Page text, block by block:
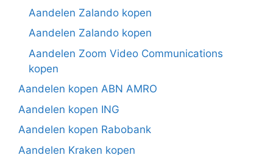
Aandelen Zalando kopen
Aandelen Zalando kopen
Aandelen Zoom Video Communications
kopen
Aandelen kopen ABN AMRO
Aandelen kopen ING
Aandelen kopen Rabobank
Aandelen Kraken kopen